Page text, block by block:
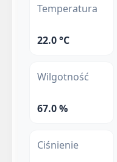
Temperatura
22.0 °C
Wilgotność
67.0 %
Ciśnienie